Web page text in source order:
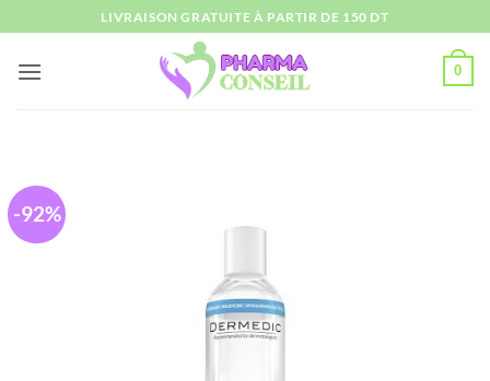
au
contenu
LIVRAISON GRATUITE À PARTIR DE 150 DT
0
-92%